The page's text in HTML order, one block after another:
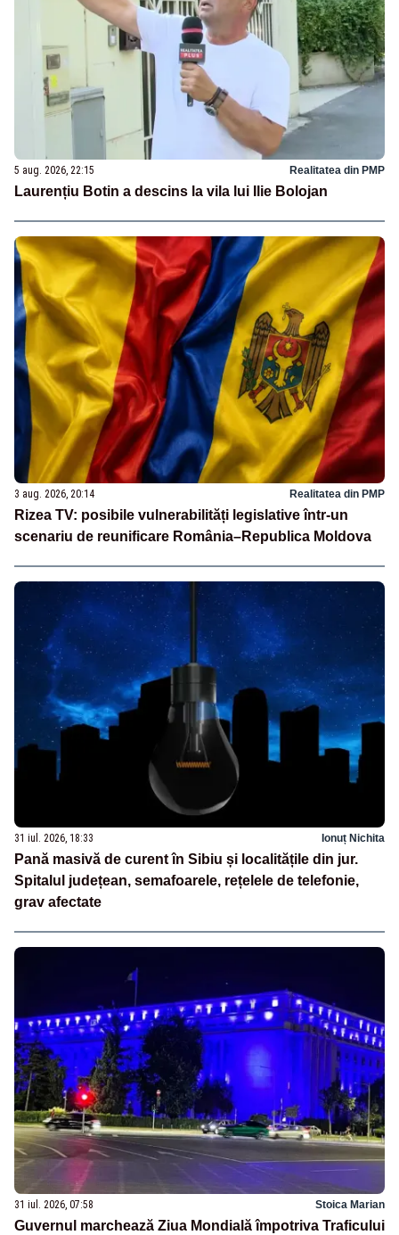
5 aug. 2026, 22:15 Realitatea din PMP
Laurențiu Botin a descins la vila lui Ilie Bolojan
3 aug. 2026, 20:14 Realitatea din PMP
Rizea TV: posibile vulnerabilități legislative într-un
scenariu de reunificare România–Republica Moldova
31 iul. 2026, 18:33 Ionuț Nichita
Pană masivă de curent în Sibiu și localitățile din jur.
Spitalul județean, semafoarele, rețelele de telefonie,
grav afectate
31 iul. 2026, 07:58 Stoica Marian
Guvernul marchează Ziua Mondială împotriva Traficului